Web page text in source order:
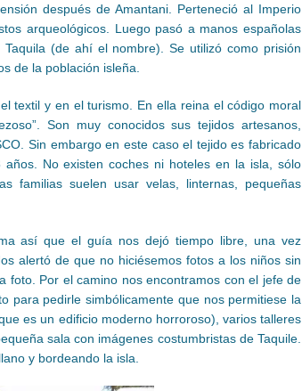
después de Amantani. Perteneció al Imperio
arqueológicos. Luego pasó a manos españolas
(de ahí el nombre). Se utilizó como prisión
de la población isleña.
textil y en el turismo. En ella reina el código moral
Son muy conocidos sus tejidos artesanos,
Sin embargo en este caso el tejido es fabricado
No existen coches ni hoteles en la isla, sólo
familias suelen usar velas, linternas, pequeñas
así que el guía nos dejó tiempo libre, una vez
alertó de que no hiciésemos fotos a los niños sin
foto. Por el camino nos encontramos con el jefe de
para pedirle simbólicamente que nos permitiese la
es un edificio moderno horroroso), varios talleres
sala con imágenes costumbristas de Taquile.
y bordeando la isla.